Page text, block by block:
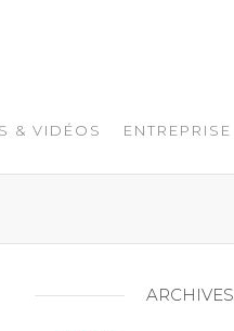
& VIDÉOS ENTREPRISE
ARCHIVES